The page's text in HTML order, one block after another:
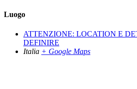
Luogo
ATTENZIONE: LOCATION E
DEFINIRE
Italia + Google Maps